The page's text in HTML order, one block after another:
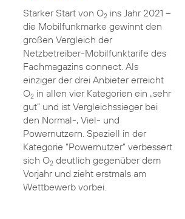
Starker Start von O2ins Jahr 2021 –
die Mobilfunkmarke gewinnt den
großen Vergleich der
Netzbetreiber-Mobilfunktarife des
Fachmagazins connect. Als
einziger der drei Anbieter erreicht
O2in allen vier Kategorien ein „sehr
gut“ und ist Vergleichssieger bei
den Normal-, Viel- und
Powernutzern. Speziell in der
Kategorie “Powernutzer” verbessert
sich O2deutlich gegenüber dem
Vorjahr und zieht erstmals am
Wettbewerb vorbei.